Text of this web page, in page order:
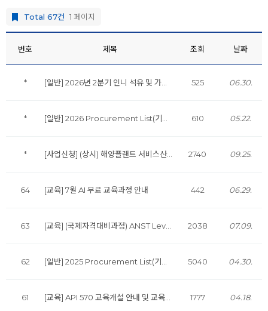
Total 67건 1 페이지
번호 제목 조회 날짜
* 525 06.30.
* 610 05.22.
* [사업신청] (상시) 해양플랜트 서비스산업 기업지원 프로그램 참가기업 모집 공고 2740 09.25.
64 [교육] 7월 AI 무료 교육과정 안내 442 06.29.
63 2038 07.09.
62 5040 04.30.
61 1777 04.18.